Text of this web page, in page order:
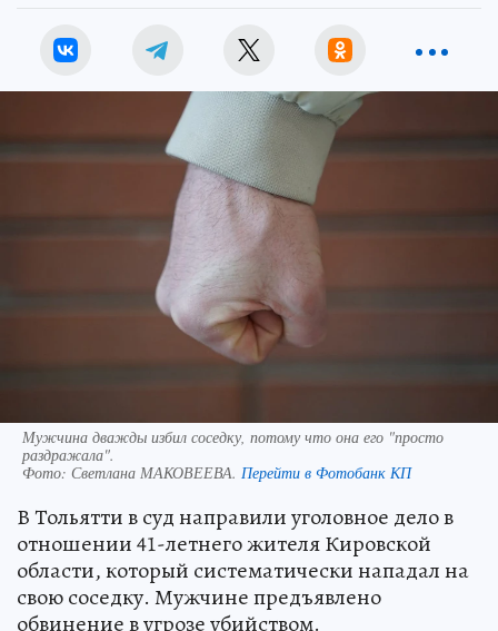
Мужчина дважды избил соседку, потому что она его "просто
раздражала".
Фото: Светлана МАКОВЕЕВА. Перейти в Фотобанк КП
В Тольятти в суд направили уголовное дело в
отношении 41-летнего жителя Кировской
области, который систематически нападал на
свою соседку. Мужчине предъявлено
обвинение в угрозе убийством.